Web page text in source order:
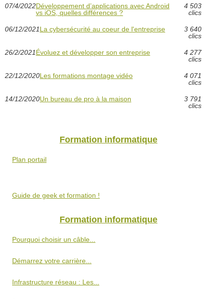
07/4/2022Développement d’applications avec Android
vs iOS, quelles différences ?
4 503
clics
06/12/2021La cybersécurité au coeur de l'entreprise
3 640
clics
26/2/2021Évoluez et développer son entreprise
4 277
clics
22/12/2020Les formations montage vidéo
4 071
clics
14/12/2020Un bureau de pro à la maison
3 791
clics
Formation informatique
Plan portail
Guide de geek et formation !
Formation informatique
Pourquoi choisir un câble...
Démarrez votre carrière...
Infrastructure réseau : Les...